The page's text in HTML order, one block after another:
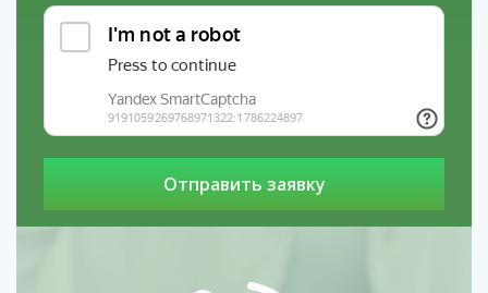
приехавший по вызову, может грамотно и поэтапно
провести инфузионную терапию для выведения
токсинов, коррекции обезвоживания и поддержки
работы печени, минимизируя риск развития психоза
или судорог.
при угрозе срыва.
пытавшийся лечиться, снова начал употреблять,
важно действовать быстро. Один-два визита